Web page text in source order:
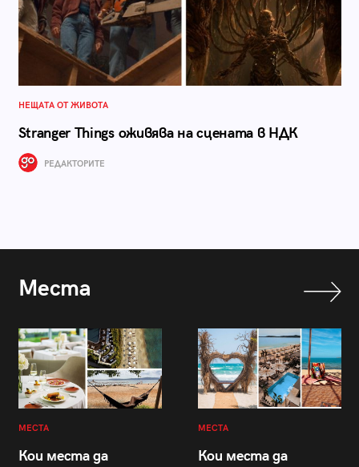
НЕЩАТА ОТ ЖИВОТА
Stranger Things оживява на сцената в НДК
РЕДАКТОРИТЕ
Места
МЕСТА
Кои места да
МЕСТА
Кои места да